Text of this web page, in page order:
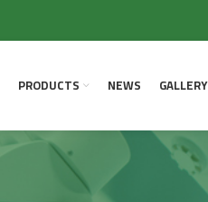
PRODUCTS NEWS GALLERY